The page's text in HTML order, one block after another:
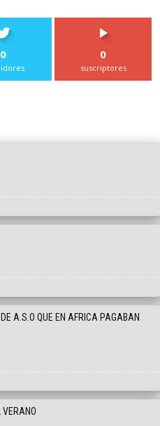
0 0
suscriptores
A.S.O QUE EN AFRICA PAGABAN
VERANO